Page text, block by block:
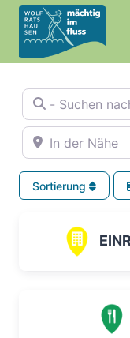
Zum
Inhalt
springen
- Suchen nach
In der Nähe
Sortierung